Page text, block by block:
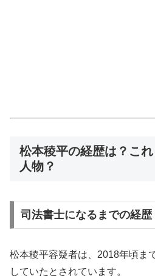
松本稜平の経歴は？こ
人物？
司法書士になるまでの経歴
松本稜平容疑者は、2018年頃ま
していたとされています。